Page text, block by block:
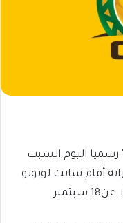
رسميا اليوم السبت
أمام سانت لوبوبو